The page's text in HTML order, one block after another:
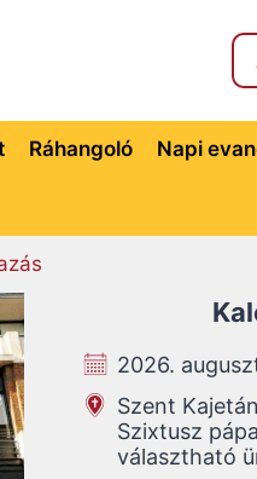
Ráhangoló Napi
2026.
Szent
Szixtusz
választható